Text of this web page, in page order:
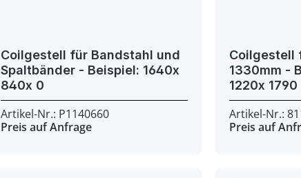
Coilgestell für Bandstahl und
Spaltbänder - Beispiel: 1640x
840x 0
Artikel-Nr.: P1140660
Preis auf Anfrage
Coilgestell
1330mm - Beispiel: 1680x
1220x 1790
Artikel-Nr.:
Preis auf